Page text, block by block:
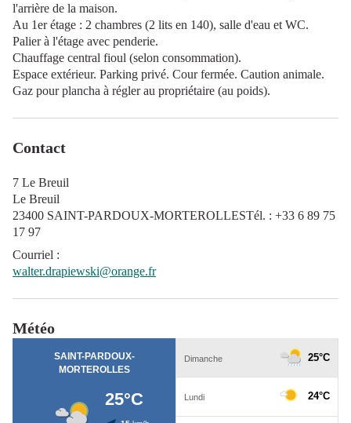
l'arrière de la maison.
Au 1er étage : 2 chambres (2 lits en 140), salle d'eau et WC.
Palier à l'étage avec penderie.
Chauffage central fioul (selon consommation).
Espace extérieur. Parking privé. Cour fermée. Caution animale.
Gaz pour plancha à régler au propriétaire (au poids).
Contact
7 Le Breuil
Le Breuil
23400 SAINT-PARDOUX-MORTEROLLESTél. : +33 6 89 75
17 97
Courriel :
walter.drapiewski@orange.fr
Météo